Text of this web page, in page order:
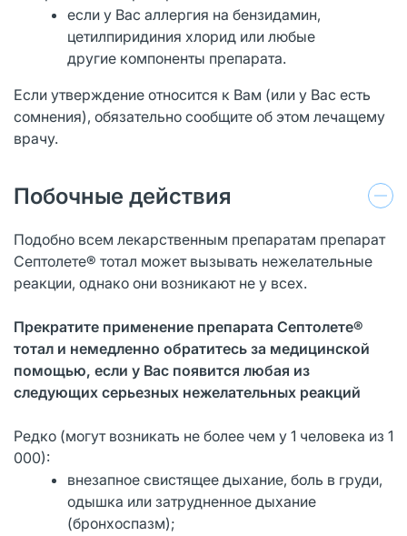
если у Вас аллергия на бензидамин,
цетилпиридиния хлорид или любые
другие компоненты препарата.
Если утверждение относится к Вам (или у Вас есть
сомнения), обязательно сообщите об этом лечащему
врачу.
Побочные действия
Подобно всем лекарственным препаратам препарат
Септолете® тотал может вызывать нежелательные
реакции, однако они возникают не у всех.
Прекратите применение препарата Септолете®
тотал и немедленно обратитесь за медицинской
помощью, если у Вас появится любая из
следующих серьезных нежелательных реакций
Редко (могут возникать не более чем у 1 человека из 1
000):
внезапное свистящее дыхание, боль в груди,
одышка или затрудненное дыхание
(бронхоспазм);